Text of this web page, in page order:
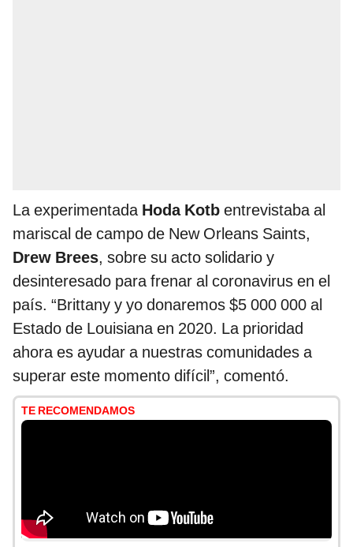
La experimentada Hoda Kotb entrevistaba al
mariscal de campo de New Orleans Saints,
Drew Brees, sobre su acto solidario y
desinteresado para frenar al coronavirus en el
país. “Brittany y yo donaremos $5 000 000 al
Estado de Louisiana en 2020. La prioridad
ahora es ayudar a nuestras comunidades a
superar este momento difícil”, comentó.
TE RECOMENDAMOS